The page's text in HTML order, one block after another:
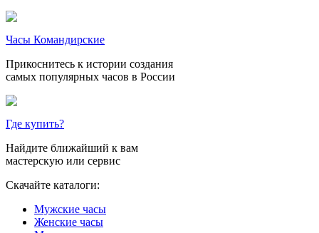
Часы Командирские
Прикоснитесь к истории создания
самых популярных часов в России
Где купить?
Найдите ближайший к вам
мастерскую или сервис
Скачайте каталоги:
Мужские часы
Женские часы